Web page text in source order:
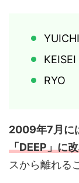
KEISEI
RYO
2009年7月に
「DEEP」に
スから離れる